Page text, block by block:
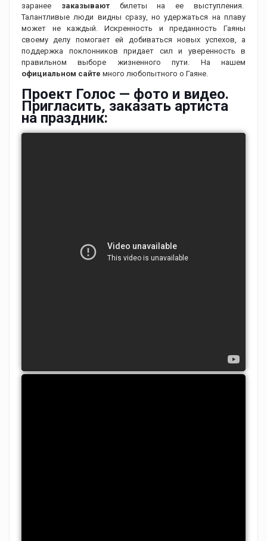
заранее заказываютбилеты на ее выступления.
Талантливые люди видны сразу, но удержаться на плаву
может не каждый. Искренность и преданность Гаяны
своему делу помогает ей добиваться новых успехов, а
поддержка поклонников придает сил и уверенность в
правильном выборе жизненного пути. На нашем
официальном сайте много любопытного о Гаяне.
Проект Голос — фото и видео.
Пригласить, заказать артиста
на праздник: